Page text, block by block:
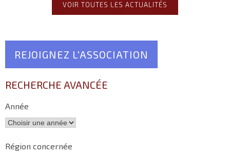
VOIR TOUTES LES ACTUALITÉS
REJOIGNEZ L'ASSOCIATION
RECHERCHE AVANCÉE
Année
Région concernée